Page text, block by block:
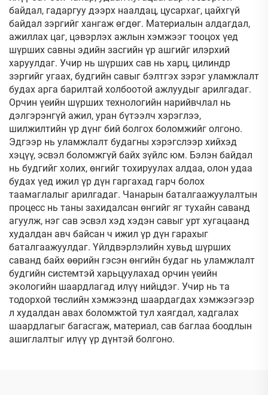
байдал, гадаргуу дээрх наалдац, цусархаг, цайхгүй
байдал зэргийг хангаж өгдөг. Материалын алдагдал,
ажиллах цаг, цэвэрлэх ажлын хэмжээг тооцох үед
шүрших савны эдийн засгийн үр ашгийг илэрхий
харуулдаг. Учир нь шүрших сав нь харц, цилиндр
зэргийг угаах, будгийн савыг бэлтгэх зэрэг уламжлалт
будах арга барилтай холбоотой ажлуудыг арилгадаг.
Орчин үеийн шүрших технологийн нарийвчлал нь
дэлгэрэнгүй ажил, уран бүтээлч хэрэглээ,
шилжилтийн үр дүнг бий болгох боломжийг олгоно.
Эдгээр нь уламжлалт будагны хэрэгслээр хийхэд
хэцүү, эсвэл боломжгүй байх зүйлс юм. Бэлэн байдал
нь будгийг холих, өнгийг тохируулах алдаа, олон удаа
будах үед ижил үр дүн гаргахад гарч болох
таамаглалыг арилгадаг. Чанарын баталгаажуулалтын
процесс нь таны захидалсан өнгийг яг тухайн саванд
агуулж, нэг сав эсвэл хэд хэдэн савыг урт хугацаанд
худалдан авч байсан ч ижил үр дүн гарахыг
баталгаажуулдаг. Үйлдвэрлэлийн хувьд шүрших
саванд байх өөрийн гэсэн өнгийн будаг нь уламжлалт
будгийн системтэй харьцуулахад орчин үеийн
экологийн шаардлагад илүү нийцдэг. Учир нь та
тодорхой төслийн хэмжээнд шаардагдах хэмжээгээр
л худалдан авах боломжтой тул хаягдал, хадгалах
шаардлагыг багасгаж, материал, сав баглаа боодлын
ашиглалтыг илүү үр дүнтэй болгоно.